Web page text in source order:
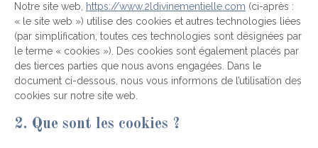
Notre site web, https://www.2ldivinementielle.com (ci-après :
« le site web ») utilise des cookies et autres technologies liées
(par simplification, toutes ces technologies sont désignées par
le terme « cookies »). Des cookies sont également placés par
des tierces parties que nous avons engagées. Dans le
document ci-dessous, nous vous informons de l’utilisation des
cookies sur notre site web.
2. Que sont les cookies ?